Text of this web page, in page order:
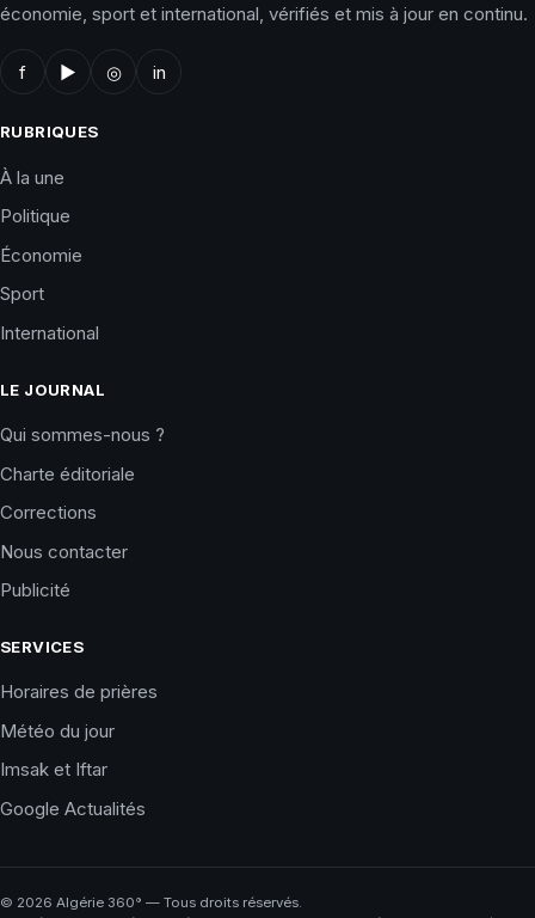
économie, sport et international, vérifiés et mis à jour en continu.
f ▶ ◎ in
RUBRIQUES
À la une
Politique
Économie
Sport
International
LE JOURNAL
Qui sommes-nous ?
Charte éditoriale
Corrections
Nous contacter
Publicité
SERVICES
Horaires de prières
Météo du jour
Imsak et Iftar
Google Actualités
© 2026 Algérie 360° — Tous droits réservés.